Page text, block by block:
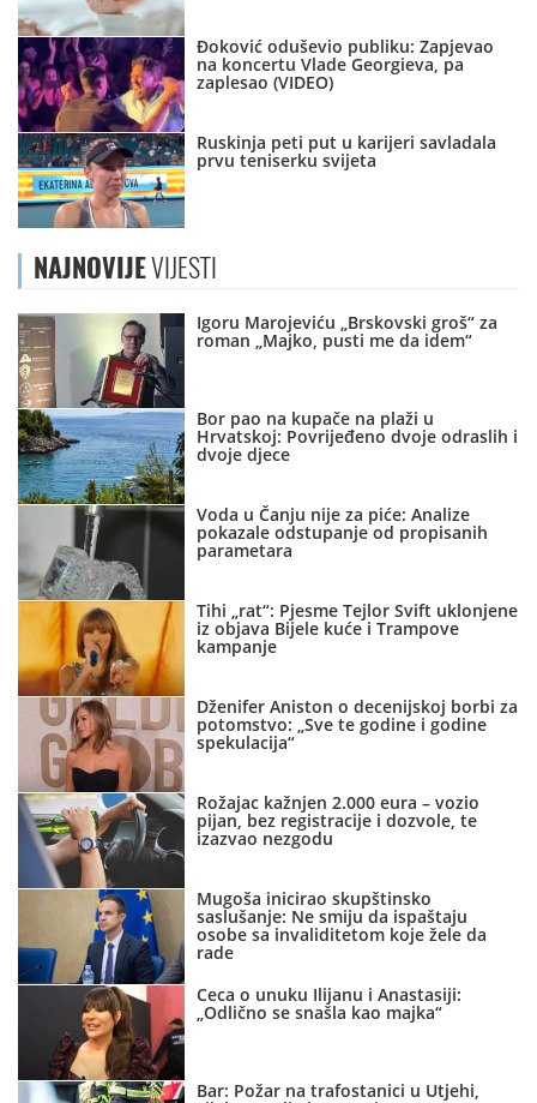
Đoković oduševio publiku: Zapjevao
na koncertu Vlade Georgieva, pa
zaplesao (VIDEO)
Ruskinja peti put u karijeri savladala
prvu teniserku svijeta
NAJNOVIJEVIJESTI
Igoru Marojeviću „Brskovski groš“ za
roman „Majko, pusti me da idem“
Bor pao na kupače na plaži u
Hrvatskoj: Povrijeđeno dvoje odraslih i
dvoje djece
Voda u Čanju nije za piće: Analize
pokazale odstupanje od propisanih
parametara
Tihi „rat“: Pjesme Tejlor Svift uklonjene
iz objava Bijele kuće i Trampove
kampanje
Dženifer Aniston o decenijskoj borbi za
potomstvo: „Sve te godine i godine
spekulacija“
Rožajac kažnjen 2.000 eura – vozio
pijan, bez registracije i dozvole, te
izazvao nezgodu
Mugoša inicirao skupštinsko
saslušanje: Ne smiju da ispaštaju
osobe sa invaliditetom koje žele da
rade
Ceca o unuku Ilijanu i Anastasiji:
„Odlično se snašla kao majka“
Bar: Požar na trafostanici u Utjehi,